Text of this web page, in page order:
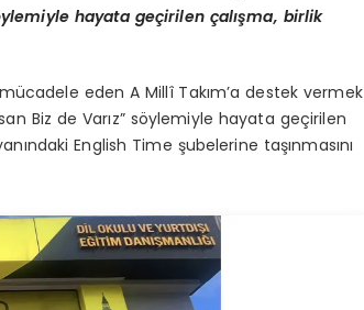
hayata geçirilen çalışma, birlik
mücadele eden A Millî Takım’a destek vermek
Biz de Varız” söylemiyle hayata geçirilen
English Time şubelerine taşınmasını